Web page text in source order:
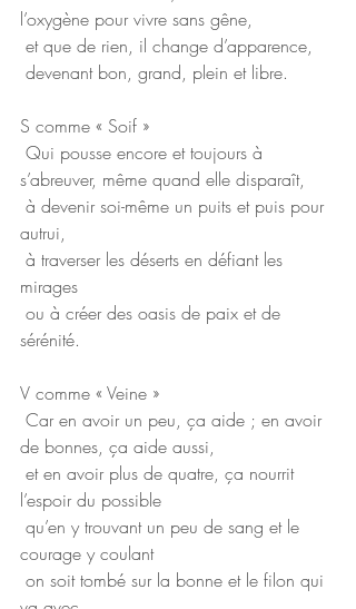
l’oxygène pour vivre sans gêne,
et que de rien, il change d’apparence,
devenant bon, grand, plein et libre.
S comme « Soif »
s’abreuver, même quand elle disparaît,
autrui,
mirages
sérénité.
V comme « Veine »
de bonnes, ça aide aussi,
l’espoir du possible
courage y coulant